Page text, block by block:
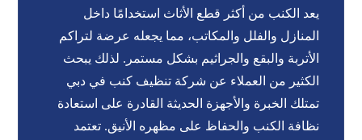
يعد الكنب من أكثر قطع الأثاث استخدامًا داخل
المنازل والفلل والمكاتب، مما يجعله عرضة لتراكم
الأتربة والبقع والجراثيم بشكل مستمر. لذلك يبحث
الكثير من العملاء عن شركة تنظيف كنب في دبي
تمتلك الخبرة والأجهزة الحديثة القادرة على استعادة
نظافة الكنب والحفاظ على مظهره الأنيق. تعتمد